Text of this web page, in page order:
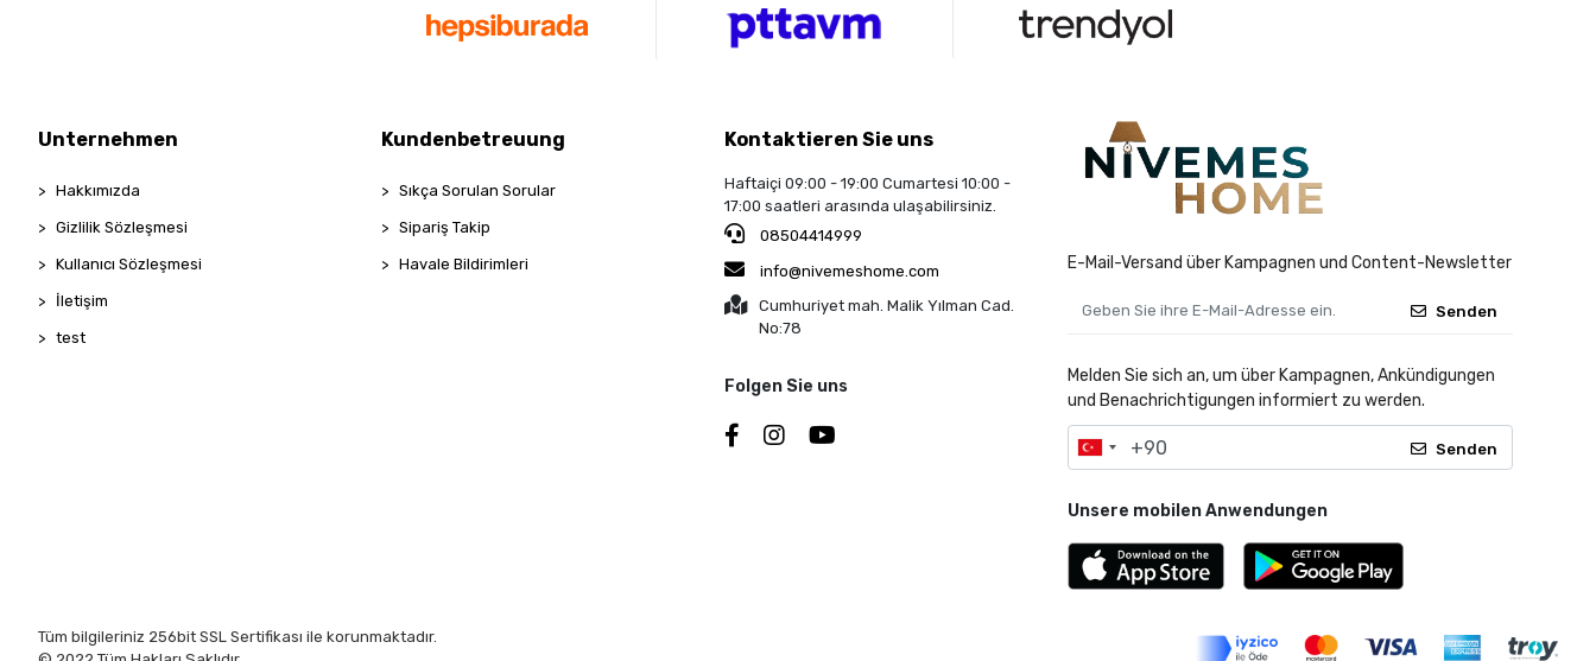
PENTİ
Unternehmen
Hakkımızda
Gizlilik Sözleşmesi
Kullanıcı Sözleşmesi
İletişim
test
Kundenbetreuung
Sıkça Sorulan Sorular
Sipariş Takip
Havale Bildirimleri
Kontaktieren Sie uns
Haftaiçi 09:00 - 19:00 Cumartesi 10:00 -
17:00 saatleri arasında ulaşabilirsiniz.
08504414999
info@nivemeshome.com
Cumhuriyet mah. Malik Yılman Cad.
No:78
Folgen Sie uns
E-Mail-Versand über Kampagnen und Content-Newsletter
Senden
Melden Sie sich an, um über Kampagnen, Ankündigungen
und Benachrichtigungen informiert zu werden.
Senden
Unsere mobilen Anwendungen
Tüm bilgileriniz 256bit SSL Sertifikası ile korunmaktadır.